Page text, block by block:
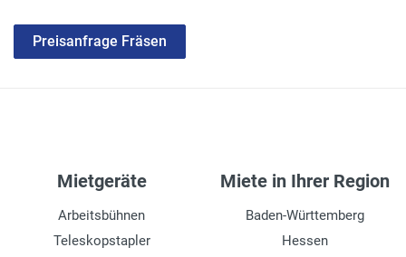
Preisanfrage Fräsen
Mietgeräte
Arbeitsbühnen
Teleskopstapler
Miete in Ihrer Region
Baden-Württemberg
Hessen